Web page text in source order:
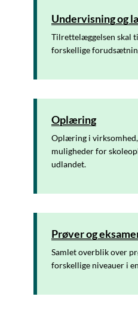
Undervisning og
Tilrettelæggelsen skal
forskellige
Oplæring
Oplæring i
muligheder for
udlandet.
Prøver og
Samlet overblik over
forskellige niveauer i